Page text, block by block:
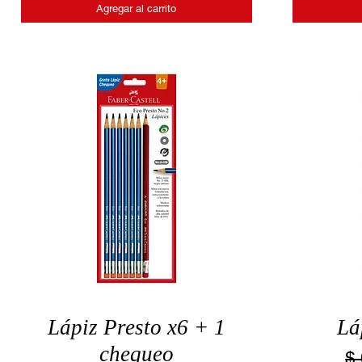
Agregar al carrito
Lápiz Presto x6 + 1
chequeo